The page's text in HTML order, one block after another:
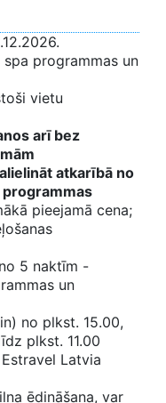
programmas un
vietu
arī bez
atkarībā no
pieejamā cena;
5 naktīm -
un
no plkst. 15.00,
plkst. 11.00
Latvia
ēdināšana, var